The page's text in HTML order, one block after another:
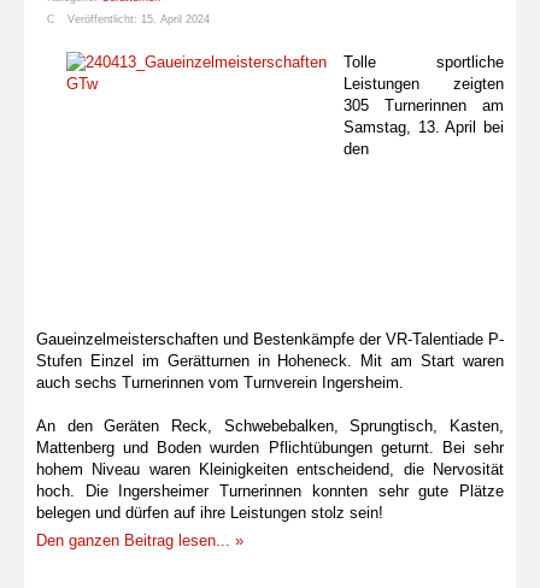
Veröffentlicht: 15. April 2024
Tolle sportliche
Leistungen zeigten
305 Turnerinnen am
Samstag, 13. April bei
den
Gaueinzelmeisterschaften und Bestenkämpfe der VR-Talentiade P-
Stufen Einzel im Gerätturnen in Hoheneck. Mit am Start waren
auch sechs Turnerinnen vom Turnverein Ingersheim.
An den Geräten Reck, Schwebebalken, Sprungtisch, Kasten,
Mattenberg und Boden wurden Pflichtübungen geturnt. Bei sehr
hohem Niveau waren Kleinigkeiten entscheidend, die Nervosität
hoch. Die Ingersheimer Turnerinnen konnten sehr gute Plätze
belegen und dürfen auf ihre Leistungen stolz sein!
Den ganzen Beitrag lesen... »